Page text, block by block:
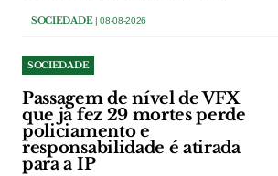
SOCIEDADE| 08-08-2026
SOCIEDADE
Passagem de nível de VFX
que já fez 29 mortes perde
policiamento e
responsabilidade é atirada
para a IP